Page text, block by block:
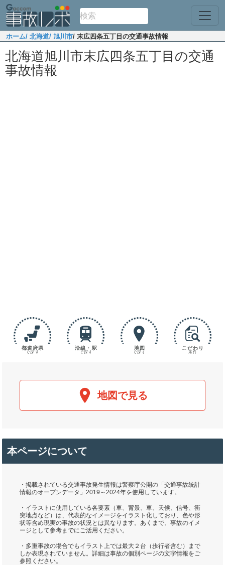
ホーム/ 北海道/ 旭川市/ 末広四条五丁目の交通事故情報
北海道旭川市末広四条五丁目の交通
事故情報
都道府県
で探す
沿線・駅
で探す
地図
で探す
こだわり
条件
地図で見る
本ページについて
・掲載されている交通事故発生情報は警察庁公開の「交通事故統計
情報のオープンデータ」2019～2024年を使用しています。
・イラストに使用している各要素（車、背景、車、天候、信号、衝
突地点など）は、代表的なイメージをイラスト化しており、色や形
状等含め現実の事故の状況とは異なります。あくまで、事故のイメ
ージとして参考までにご活用ください。
・多重事故の場合でもイラスト上では最大２台（歩行者含む）まで
しか表現されていません。詳細は事故の個別ページの文字情報をご
参照ください。